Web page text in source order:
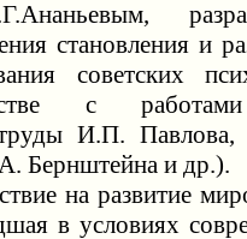
становления и
советских
с
И.П.
Бернштейна и др.).
на развитие
в условиях